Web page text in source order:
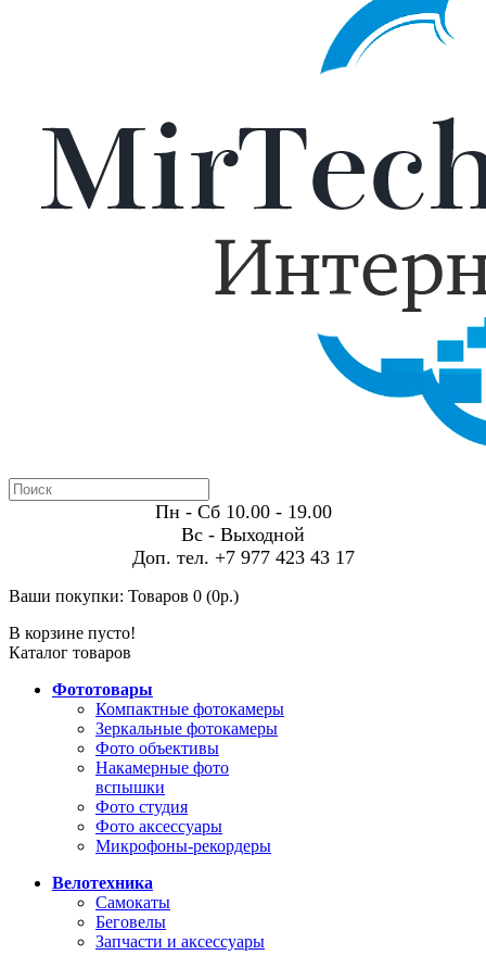
Пн - Сб 10.00 - 19.00
Вс - Выходной
Доп. тел. +7 977 423 43 17
Ваши покупки: Товаров 0 (0р.)
В корзине пусто!
Каталог товаров
Фототовары
Компактные фотокамеры
Зеркальные фотокамеры
Фото объективы
Накамерные фото
вспышки
Фото студия
Фото аксессуары
Микрофоны-рекордеры
Велотехника
Самокаты
Беговелы
Запчасти и аксессуары